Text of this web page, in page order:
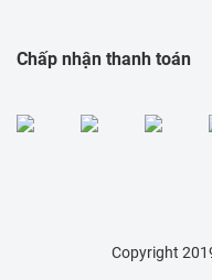
Chấp nhận thanh toán
Copyright